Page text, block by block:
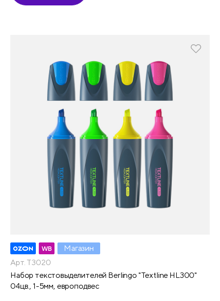
Магазин
Арт. T3020
Набор текстовыделителей Berlingo "Textline HL300"
04цв., 1-5мм, европодвес